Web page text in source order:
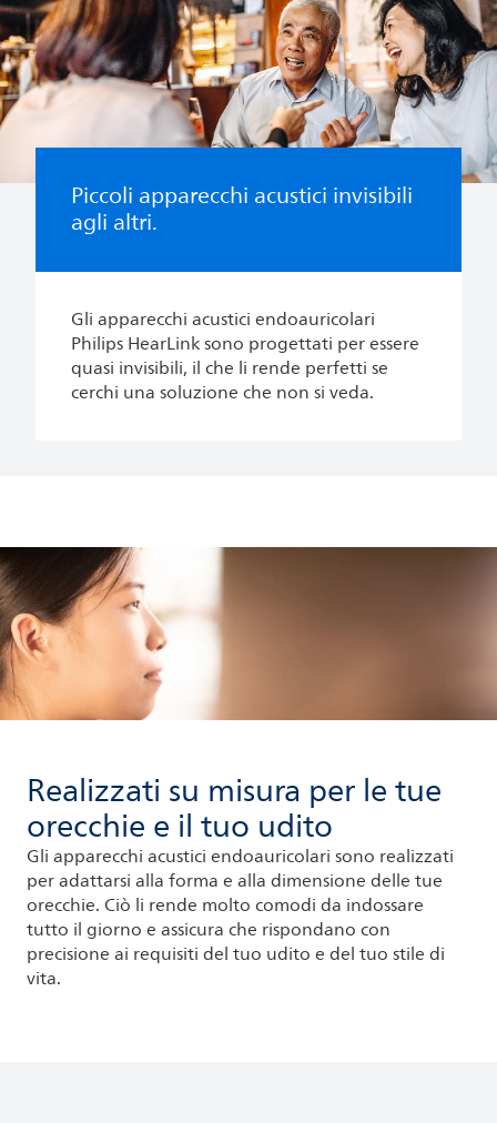
Piccoli apparecchi acustici invisibili
agli altri.
Gli apparecchi acustici endoauricolari
Philips HearLink sono progettati per essere
quasi invisibili, il che li rende perfetti se
cerchi una soluzione che non si veda.
Realizzati su misura per le tue
orecchie e il tuo udito
Gli apparecchi acustici endoauricolari sono realizzati
per adattarsi alla forma e alla dimensione delle tue
orecchie. Ciò li rende molto comodi da indossare
tutto il giorno e assicura che rispondano con
precisione ai requisiti del tuo udito e del tuo stile di
vita.